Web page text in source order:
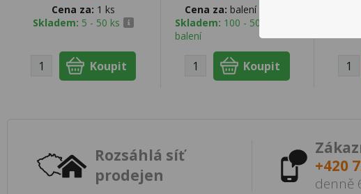
Cena za: 1 ks
Skladem: 5 - 50 ks
Cena za: balení (24 ks)
Skladem: 100 - 500
balení
Rozsáhlá síť
prodejen
+420
denně